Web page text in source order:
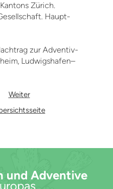
Zürich.
Haupt-
zur Adventiv-
Ludwigshafen–
Weiter
und Adventive